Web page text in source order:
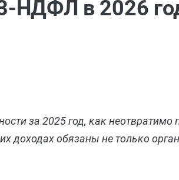
ГПХ-отношений #кадровику
НДФЛ в 2026
за 2025 год, как неотвратимо
доходах обязаны не только